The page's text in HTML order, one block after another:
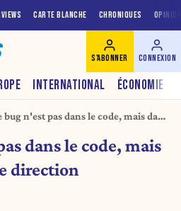
CARTE BLANCHE CHRONIQUES
INTERNATIONAL ÉCONOMIE
S'ABONNER CONNEXION
bug n'est pas dans le code, mais dans
dans le code, mais
direction